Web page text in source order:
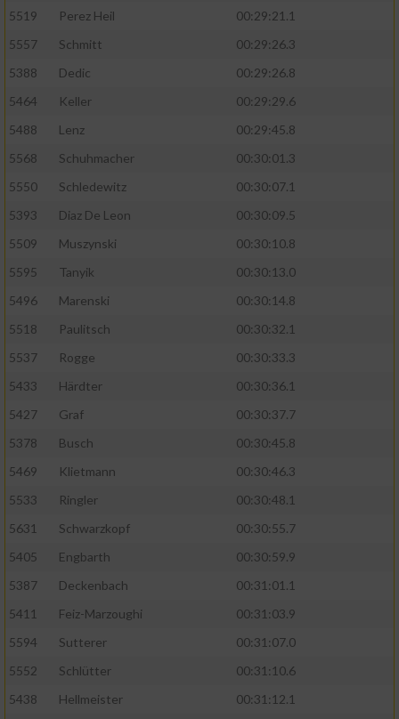
5519 Perez Heil
00:29:21.1
5557
Schmitt
00:29:26.3
5388
Dedic
00:29:26.8
5464
Keller
00:29:29.6
5488
Lenz
00:29:45.8
5568
Schuhmacher
00:30:01.3
5550
Schledewitz
00:30:07.1
5393
Diaz De Leon
00:30:09.5
5509
Muszynski
00:30:10.8
5595
Tanyik
00:30:13.0
5496
Marenski
00:30:14.8
5518
Paulitsch
00:30:32.1
5537
Rogge
00:30:33.3
5433
Härdter
00:30:36.1
5427
Graf
00:30:37.7
5378
Busch
00:30:45.8
5469
Klietmann
00:30:46.3
5533
Ringler
00:30:48.1
5631
Schwarzkopf
00:30:55.7
5405
Engbarth
00:30:59.9
5387
Deckenbach
00:31:01.1
5411
Feiz-Marzoughi
00:31:03.9
5594
Sutterer
00:31:07.0
5552
Schlütter
00:31:10.6
5438
Hellmeister
00:31:12.1